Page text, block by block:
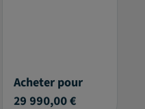
Acheter pour
29 990,00 €